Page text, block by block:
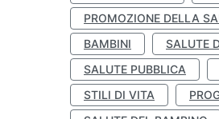
PROMOZIONE DELLA
BAMBINI
SALUTE
SALUTE PUBBLICA
STILI DI VITA